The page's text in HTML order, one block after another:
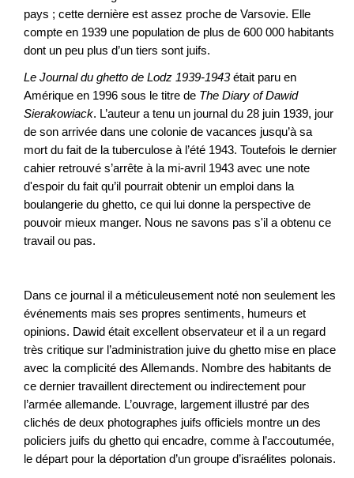
pays ; cette dernière est assez proche de Varsovie. Elle
compte en 1939 une population de plus de 600 000 habitants
dont un peu plus d’un tiers sont juifs.
Le Journal du ghetto de Lodz 1939-1943était paru en
Amérique en 1996 sous le titre de The Diary of Dawid
Sierakowiack. L’auteur a tenu un journal du 28 juin 1939, jour
de son arrivée dans une colonie de vacances jusqu’à sa
mort du fait de la tuberculose à l’été 1943. Toutefois le dernier
cahier retrouvé s’arrête à la mi-avril 1943 avec une note
d'espoir du fait qu’il pourrait obtenir un emploi dans la
boulangerie du ghetto, ce qui lui donne la perspective de
pouvoir mieux manger. Nous ne savons pas s'il a obtenu ce
travail ou pas.
Dans ce journal il a méticuleusement noté non seulement les
événements mais ses propres sentiments, humeurs et
opinions. Dawid était excellent observateur et il a un regard
très critique sur l’administration juive du ghetto mise en place
avec la complicité des Allemands. Nombre des habitants de
ce dernier travaillent directement ou indirectement pour
l’armée allemande. L’ouvrage, largement illustré par des
clichés de deux photographes juifs officiels montre un des
policiers juifs du ghetto qui encadre, comme à l’accoutumée,
le départ pour la déportation d’un groupe d’israélites polonais.